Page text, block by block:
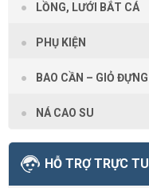
LỒNG, LƯỚI BẮT CÁ
PHỤ KIỆN
BAO CẦN – GIỎ ĐỰNG
NÁ CAO SU
HỖ TRỢ TRỰC